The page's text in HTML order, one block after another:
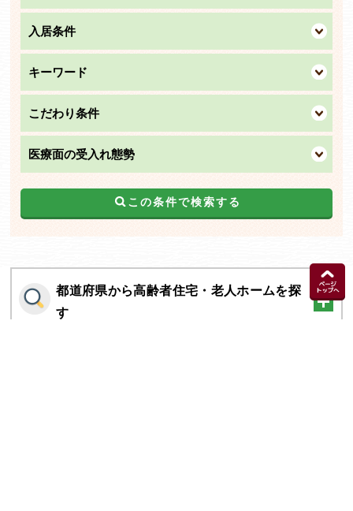
入居条件
キーワード
こだわり条件
医療面の受入れ態勢
この条件で検索する
都道府県から高齢者住宅・老人ホームを探
す